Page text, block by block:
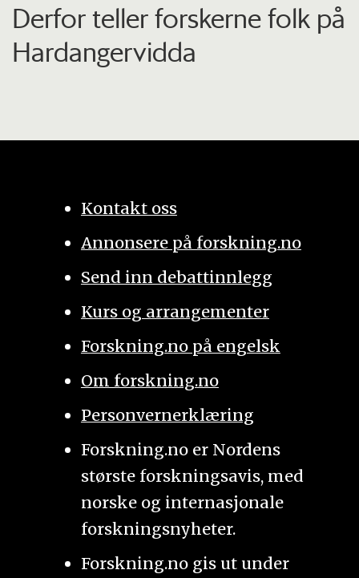
Derfor teller forskerne folk på
Hardangervidda
Kontakt oss
Annonsere på forskning.no
Send inn debattinnlegg
Kurs og arrangementer
Forskning.no på engelsk
Om forskning.no
Personvernerklæring
Forskning.no er Nordens
største forskningsavis, med
norske og internasjonale
forskningsnyheter.
Forskning.no gis ut under